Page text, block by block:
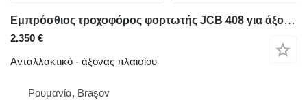
Εμπρόσθιος τροχοφόρος φορτωτής JCB 408 για άξονας πλαισίου JCB 448 139 1 00577
2.350 €
Ανταλλακτικό - άξονας πλαισίου
Ρουμανία, Braşov